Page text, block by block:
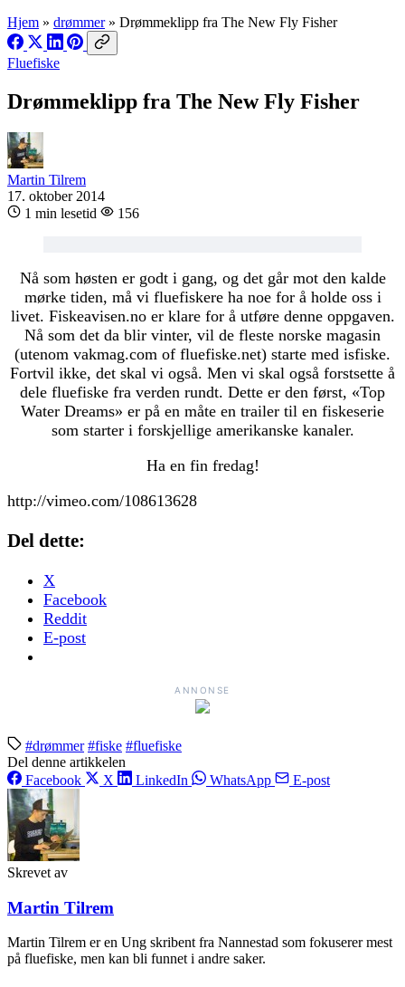
Hjem » drømmer» Drømmeklipp fra The New Fly Fisher
Fluefiske
Drømmeklipp fra The New Fly Fisher
Martin Tilrem
17. oktober 2014
1 min lesetid
156
Nå som høsten er godt i gang, og det går mot den kalde
mørke tiden, må vi fluefiskere ha noe for å holde oss i
livet. Fiskeavisen.no er klare for å utføre denne oppgaven.
Nå som det da blir vinter, vil de fleste norske magasin
(utenom vakmag.com of fluefiske.net) starte med isfiske.
Fortvil ikke, det skal vi også. Men vi skal også forstsette å
dele fluefiske fra verden rundt. Dette er den først, «Top
Water Dreams» er på en måte en trailer til en fiskeserie
som starter i forskjellige amerikanske kanaler.
Ha en fin fredag!
http://vimeo.com/108613628
Del dette:
X
Facebook
Reddit
E-post
ANNONSE
#drømmer #fiske #fluefiske
Del denne artikkelen
Facebook
X LinkedIn WhatsApp E-post
Skrevet av
Martin Tilrem
Martin Tilrem er en Ung skribent fra Nannestad som fokuserer mest
på fluefiske, men kan bli funnet i andre saker.